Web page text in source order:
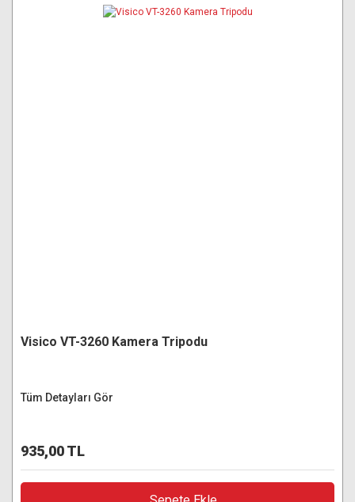
Visico VT-3260 Kamera Tripodu
Tüm Detayları Gör
935,00 TL